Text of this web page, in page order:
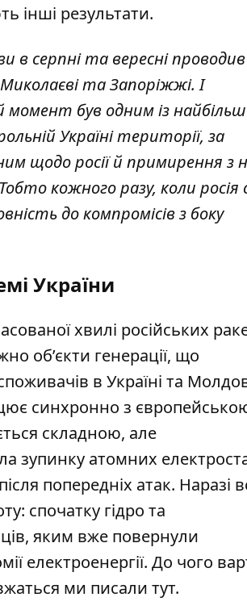
інші результати.
в серпні та вересні проводив
та Запоріжжі. І
був одним із найбільш
Україні території, за
щодо росії й примирення з
кожного разу, коли росія
до компромісів з боку
України
хвилі російських
об’єкти генерації, що
в Україні та
синхронно з
складною, але
зупинку атомних
попередніх атак. Наразі
спочатку гідро та
яким вже повернули
електроенергії. До чого
ми писали тут.